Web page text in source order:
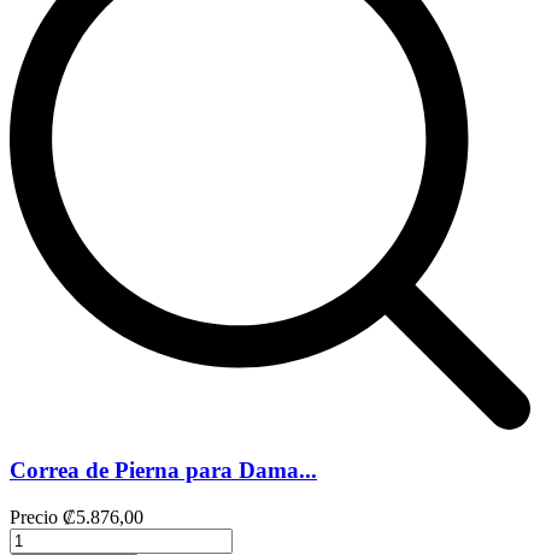
Correa de Pierna para Dama...
Precio ₡5.876,00